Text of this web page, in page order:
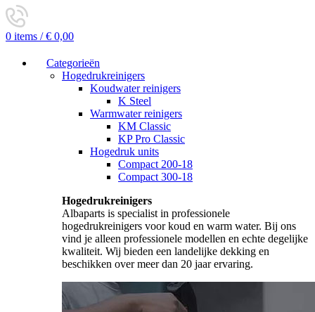
0 items / € 0,00
Categorieën
Hogedrukreinigers
Koudwater reinigers
K Steel
Warmwater reinigers
KM Classic
KP Pro Classic
Hogedruk units
Compact 200-18
Compact 300-18
Hogedrukreinigers
Albaparts is specialist in professionele
hogedrukreinigers voor koud en warm water. Bij ons
vind je alleen professionele modellen en echte degelijke
kwaliteit. Wij bieden een landelijke dekking en
beschikken over meer dan 20 jaar ervaring.